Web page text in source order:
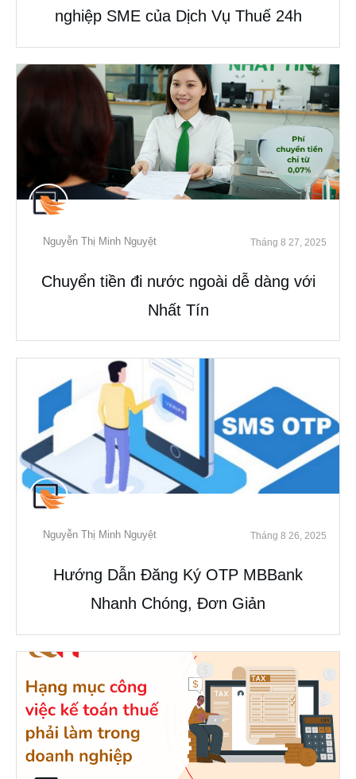
nghiệp SME của Dịch Vụ Thuế 24h
Nguyễn Thị Minh Nguyệt Tháng 8 27, 2025
Chuyển tiền đi nước ngoài dễ dàng với
Nhất Tín
Nguyễn Thị Minh Nguyệt Tháng 8 26, 2025
Hướng Dẫn Đăng Ký OTP MBBank
Nhanh Chóng, Đơn Giản